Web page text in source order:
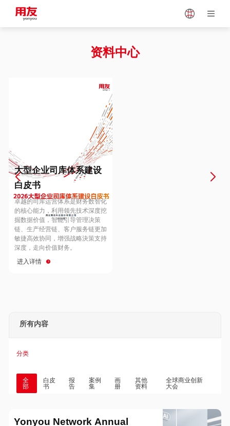
Vietnam
Europe
Hungary
Hong Kong
资料中心
大型企业司库体系建设
白皮书
卓越的司库运营体系是财务数智化
的核心能力，利用领先技术深度挖
掘数据价值，智能引导管理决策
链、生产经营链、客户服务链更加
敏捷高效协同，增强战略決策支持
深度，走向价值财务。
进入详情
所有内容
分类
全
部
白皮
书
报
告
案例
集
画
册
其他
资料
全球商业创新
大会
Yonyou Network Annual